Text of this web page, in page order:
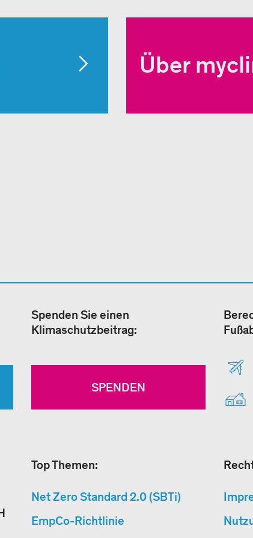
Über
Spenden Sie einen
Klimaschutzbeitrag:
SPENDEN
Top Themen:
Net Zero Standard 2.0 (SBTi)
EmpCo-Richtlinie